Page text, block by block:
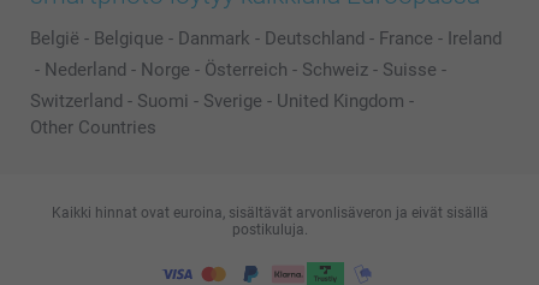
België - Belgique - Danmark - Deutschland - France - Ireland
- Nederland - Norge - Österreich - Schweiz - Suisse -
Switzerland - Suomi - Sverige - United Kingdom -
Other Countries
Kaikki hinnat ovat euroina, sisältävät arvonlisäveron ja eivät sisällä
postikuluja.